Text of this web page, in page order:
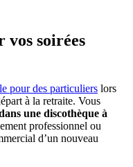
vos soirées
pour des particuliers lors
à la retraite. Vous
une discothèque à
professionnel ou
d’un nouveau